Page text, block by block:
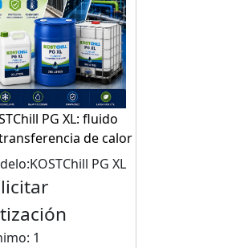
PG XL: fluido
de calor
PG XL
1